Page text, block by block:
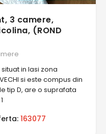
3 camere,
(ROND
in Iasi zona
si este compus din
tip D, are o suprafata
163077